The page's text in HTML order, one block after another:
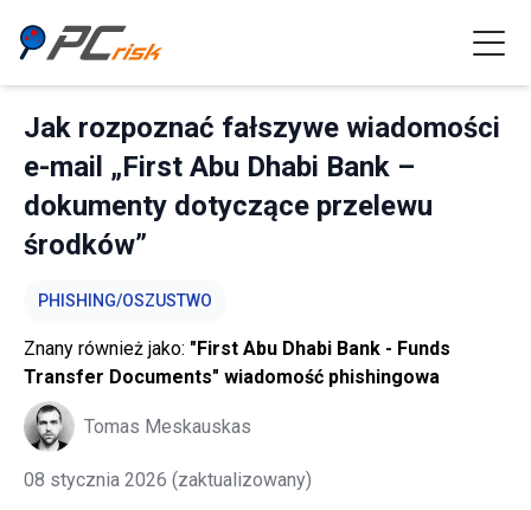
Jak rozpoznać fałszywe wiadomości
e-mail „First Abu Dhabi Bank –
dokumenty dotyczące przelewu
środków”
PHISHING/OSZUSTWO
Znany również jako: "First Abu Dhabi Bank - Funds
Transfer Documents" wiadomość phishingowa
Tomas Meskauskas
08 stycznia 2026 (zaktualizowany)